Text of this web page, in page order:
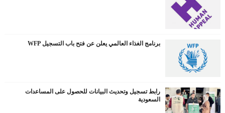
برنامج الغذاء العالمي يعلن عن فتح باب التسجيل WFP
رابط تسجيل وتحديث البيانات للحصول على المساعدات
السعودية